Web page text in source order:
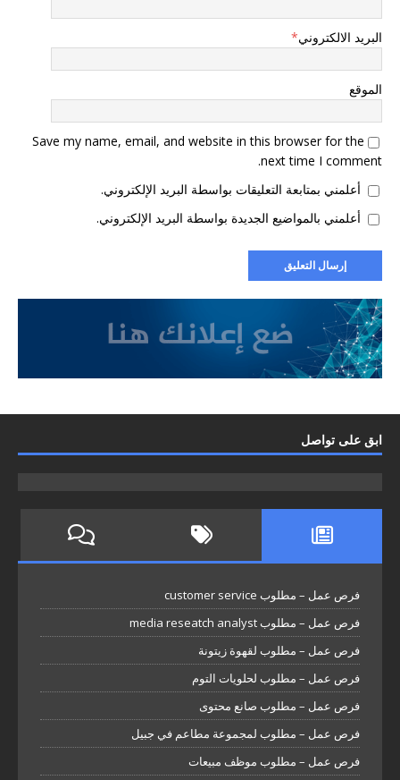
البريد الالكتروني*
الموقع
Save my name, email, and website in this browser for the
next time I comment.
أعلمني بمتابعة التعليقات بواسطة البريد الإلكتروني.
أعلمني بالمواضيع الجديدة بواسطة البريد الإلكتروني.
ابق على تواصل
فرص عمل – مطلوب customer service
فرص عمل – مطلوب media reseatch analyst
فرص عمل – مطلوب لقهوة زيتونة
فرص عمل – مطلوب لحلويات التوم
فرص عمل – مطلوب صانع محتوى
فرص عمل – مطلوب لمجموعة مطاعم في جبيل
فرص عمل – مطلوب موظف مبيعات